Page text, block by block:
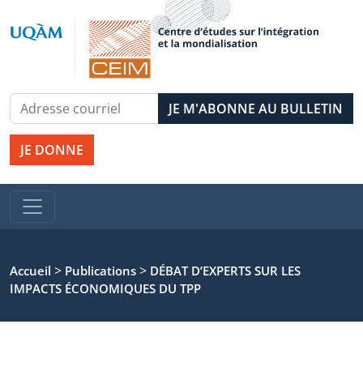
JE DONNE
Accueil > Publications > DÉBAT D’EXPERTS SUR LES
IMPACTS ÉCONOMIQUES DU TPP